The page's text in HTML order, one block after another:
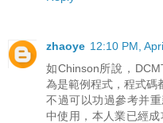
zhaoye 12:10 PM,
如Chinson所說，
為是範例程式，程式碼
不過可以功過參考并
中使用，本人業已經